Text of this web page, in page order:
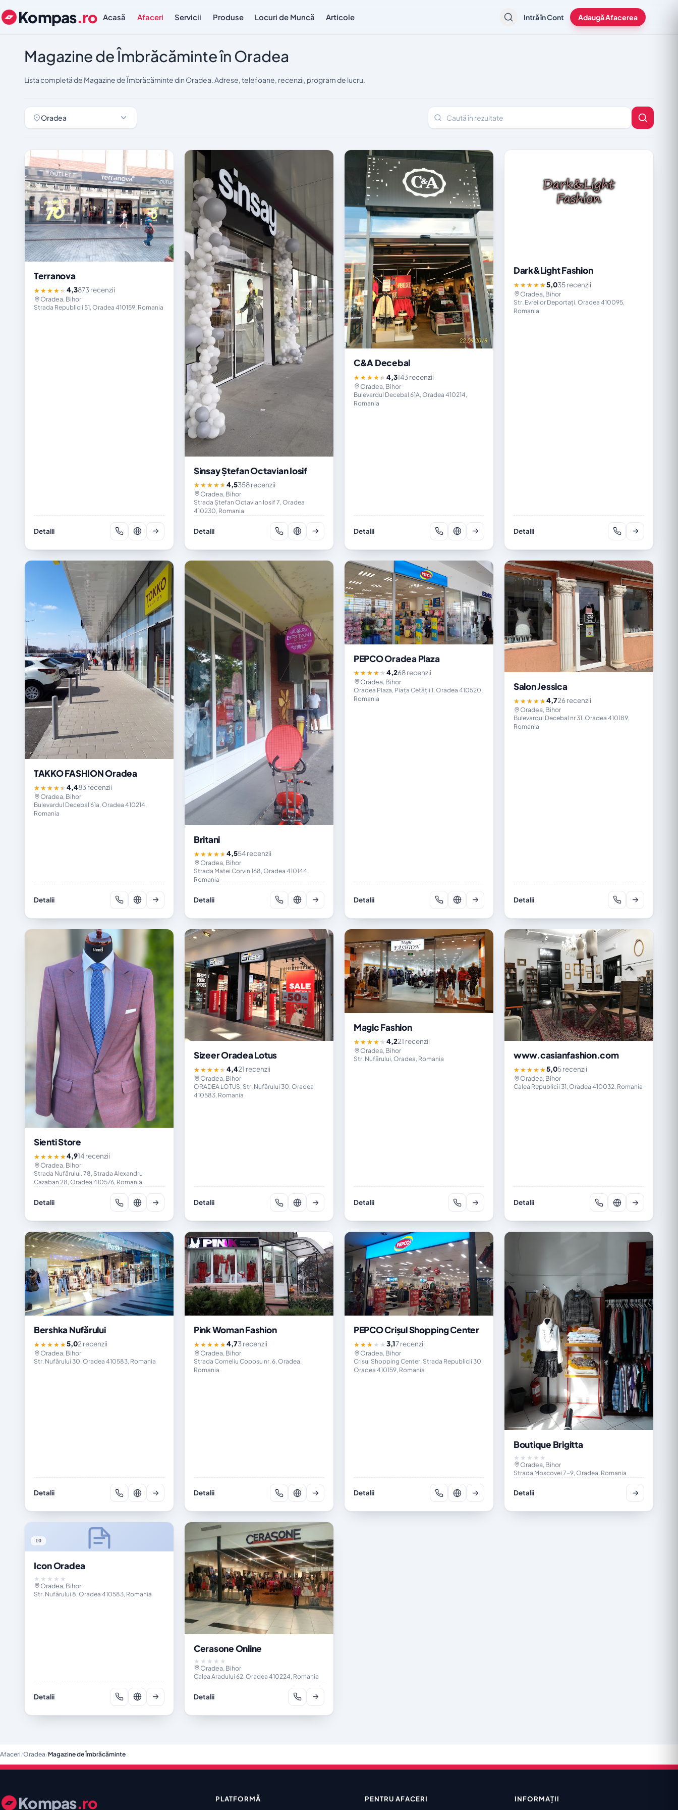
Kompas.ro Acasă Afaceri Servicii Produse Locuri de Muncă Articole Intră în Cont Adaugă Afacerea
Magazine de Îmbrăcăminte în Oradea
Lista completă de Magazine de Îmbrăcăminte din Oradea. Adrese, telefoane, recenzii, program de lucru.
Oradea
Caută în rezultate
Terranova
★★★★★4,3873 recenzii
Oradea, Bihor
Strada Republicii 51, Oradea 410159, Romania
Detalii
Sinsay Ștefan Octavian Iosif
★★★★★4,5358 recenzii
Oradea, Bihor
Strada Ștefan Octavian Iosif 7, Oradea
410230, Romania
Detalii
C&A Decebal
★★★★★4,3143 recenzii
Oradea, Bihor
Bulevardul Decebal 61A, Oradea 410214,
Romania
Detalii
Dark&Light Fashion
★★★★★5,035 recenzii
Oradea, Bihor
Str. Evreilor Deportați, Oradea 410095,
Romania
Detalii
TAKKO FASHION Oradea
★★★★★4,483 recenzii
Oradea, Bihor
Bulevardul Decebal 61a, Oradea 410214,
Romania
Detalii
Britani
★★★★★4,554 recenzii
Oradea, Bihor
Strada Matei Corvin 168, Oradea 410144,
Romania
Detalii
PEPCO Oradea Plaza
★★★★★4,268 recenzii
Oradea, Bihor
Oradea Plaza, Piața Cetății 1, Oradea 410520,
Romania
Detalii
Salon Jessica
★★★★★4,726 recenzii
Oradea, Bihor
Bulevardul Decebal nr 31, Oradea 410189,
Romania
Detalii
Sienti Store
★★★★★4,914 recenzii
Oradea, Bihor
Strada Nufărului. 78, Strada Alexandru
Cazaban 28, Oradea 410576, Romania
Detalii
Sizeer Oradea Lotus
★★★★★4,421 recenzii
Oradea, Bihor
ORADEA LOTUS, Str. Nufărului 30, Oradea
410583, Romania
Detalii
Magic Fashion
★★★★★4,221 recenzii
Oradea, Bihor
Str. Nufărului, Oradea, Romania
Detalii
www.casianfashion.com
★★★★★5,05 recenzii
Oradea, Bihor
Calea Republicii 31, Oradea 410032, Romania
Detalii
Bershka Nufărului
★★★★★5,02 recenzii
Oradea, Bihor
Str. Nufărului 30, Oradea 410583, Romania
Detalii
Pink Woman Fashion
★★★★★4,73 recenzii
Oradea, Bihor
Strada Corneliu Coposu nr. 6, Oradea,
Romania
Detalii
PEPCO Crișul Shopping Center
★★★★★3,17 recenzii
Oradea, Bihor
Crisul Shopping Center, Strada Republicii 30,
Oradea 410159, Romania
Detalii
Boutique Brigitta
★★★★★
Oradea, Bihor
Strada Moscovei 7-9, Oradea, Romania
Detalii
IO
Icon Oradea
★★★★★
Oradea, Bihor
Str. Nufărului 8, Oradea 410583, Romania
Detalii
Cerasone Online
★★★★★
Oradea, Bihor
Calea Aradului 62, Oradea 410224, Romania
Detalii
Afaceri/Oradea/Magazine de Îmbrăcăminte
Kompas.ro PLATFORMĂ PENTRU AFACERI INFORMAȚII